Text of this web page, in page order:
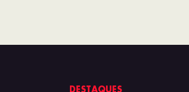
DESTAQUES